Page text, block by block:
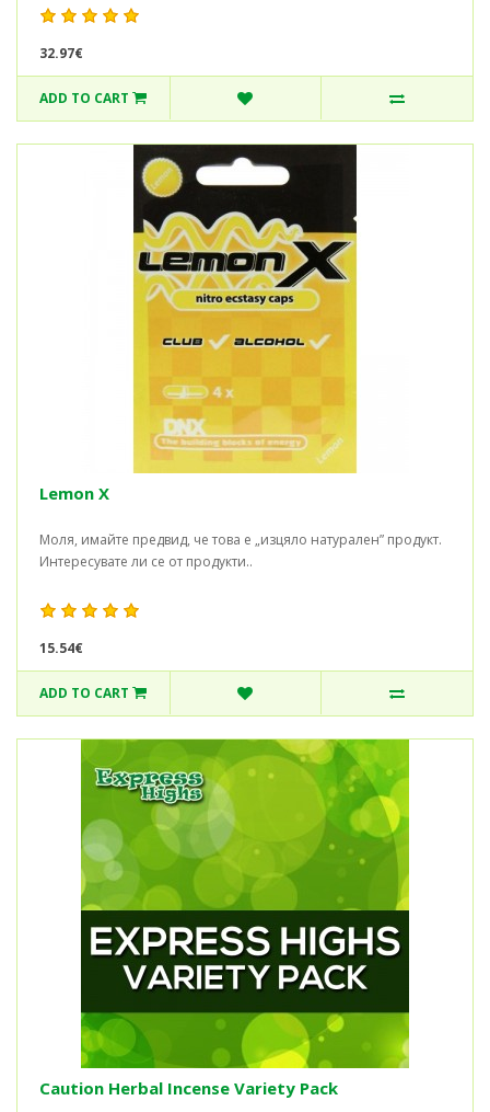
32.97€
ADD TO CART
Lemon X
Моля, имайте предвид, че това е „изцяло натурален” продукт.
Интересувате ли се от продукти..
15.54€
ADD TO CART
Caution Herbal Incense Variety Pack